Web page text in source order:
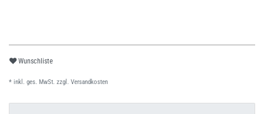
Wunschliste
* inkl. ges. MwSt. zzgl. Versandkosten